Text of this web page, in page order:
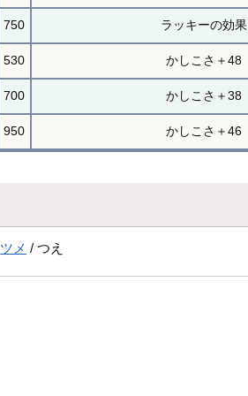
750 ラッキーの効果
530 かしこさ＋48
700 かしこさ＋38
950 かしこさ＋46
ツメ / つえ